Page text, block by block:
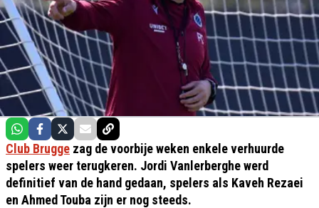
Club Brugge zag de voorbije weken enkele verhuurde
spelers weer terugkeren. Jordi Vanlerberghe werd
definitief van de hand gedaan, spelers als Kaveh Rezaei
en Ahmed Touba zijn er nog steeds.